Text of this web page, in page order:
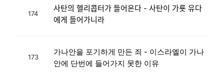
174
사탄의 헬리콥터가 들어온다 - 사탄이 가룟 유다
에게 들어가니라
173
가나안을 포기하게 만든 죄 - 이스라엘이 가나
안에 단번에 들어가지 못한 이유